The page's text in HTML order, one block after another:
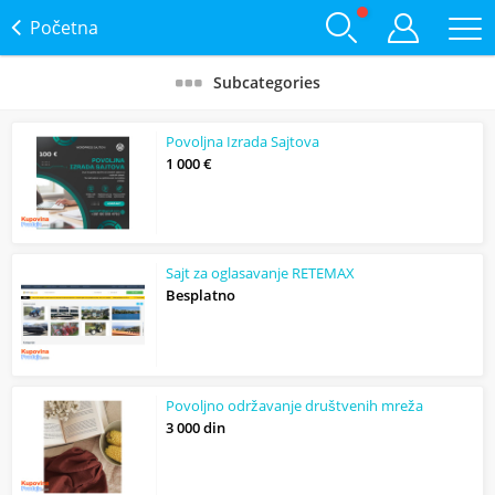
Početna
Subcategories
Povoljna Izrada Sajtova
1 000 €
Sajt za oglasavanje RETEMAX
Besplatno
Povoljno održavanje društvenih mreža
3 000 din